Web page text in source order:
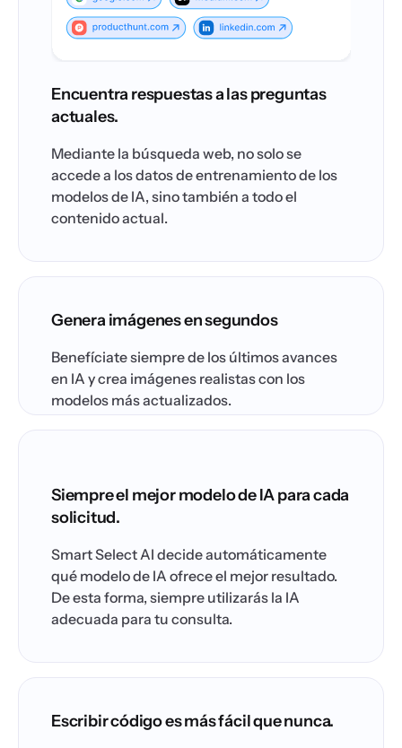
Encuentra respuestas a las preguntas
actuales.
Mediante la búsqueda web, no solo se
accede a los datos de entrenamiento de los
modelos de IA, sino también a todo el
contenido actual.
Genera imágenes en segundos
Benefíciate siempre de los últimos avances
en IA y crea imágenes realistas con los
modelos más actualizados.
Siempre el mejor modelo de IA para cada
solicitud.
Smart Select AI decide automáticamente
qué modelo de IA ofrece el mejor resultado.
De esta forma, siempre utilizarás la IA
adecuada para tu consulta.
Escribir código es más fácil que nunca.